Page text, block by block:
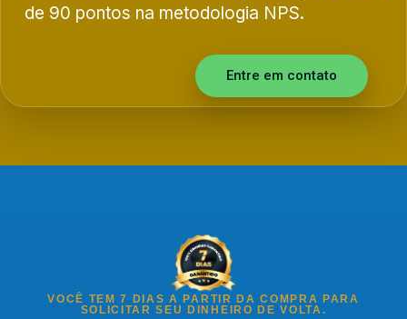
de 90 pontos na metodologia NPS.
Entre em contato
VOCÊ TEM 7 DIAS A PARTIR DA COMPRA PARA
SOLICITAR SEU DINHEIRO DE VOLTA.